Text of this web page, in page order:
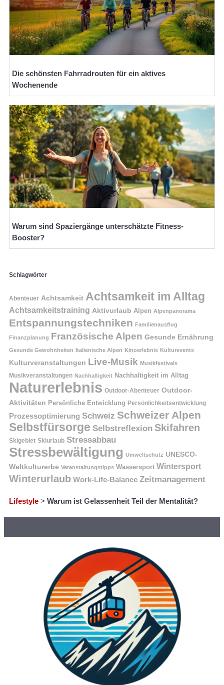
Die schönsten Fahrradrouten für ein aktives
Wochenende
Warum sind Spaziergänge unterschätzte Fitness-
Booster?
Schlagwörter
Abenteuer Achtsamkeit Achtsamkeit im Alltag
Achtsamkeitstraining Aktivurlaub Alpen Alpenpanorama
Entspannungstechniken Familienausflug
Finanzplanung Französische Alpen Gesunde Ernährung
Gesunde Gewohnheiten Italienische Alpen Kinoerlebnis Kulturevents
Kulturveranstaltungen Live-Musik Musikfestivals
Musikveranstaltungen Nachhaltigkeit Nachhaltigkeit im Alltag
Naturerlebnis Outdoor-Abenteuer Outdoor-
Aktivitäten Persönliche Entwicklung Persönlichkeitsentwicklung
Prozessoptimierung Schweiz Schweizer Alpen
Selbstfürsorge Selbstreflexion Skifahren
Skigebiet Skiurlaub Stressabbau
Stressbewältigung Umweltschutz UNESCO-
Weltkulturerbe Veranstaltungstipps Wassersport Wintersport
Winterurlaub Work-Life-Balance Zeitmanagement
Lifestyle > Warum ist Gelassenheit Teil der Mentalität?